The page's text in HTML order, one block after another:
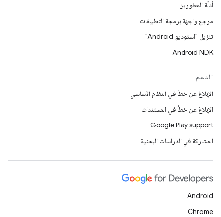
أدلّة المطورين
مرجع واجهة برمجة التطبيقات
تنزيل "استوديو Android"
Android NDK
الدعم
الإبلاغ عن خطأ في النظام الأساسي
الإبلاغ عن خطأ في المستندات
Google Play support
المشاركة في الدراسات البحثية
Android
Chrome